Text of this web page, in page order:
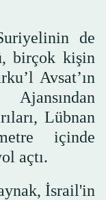
de
birçok kişin
Avsat’ın
Lübnan
içinde
açtı.
İsrail'in